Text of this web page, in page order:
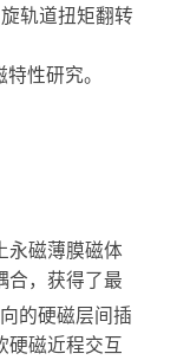
轨道扭矩翻转
性研究。
磁薄膜磁体
合，获得了最
的硬磁层间插
硬磁近程交互